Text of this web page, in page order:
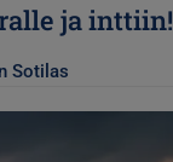
ja inttiin!
Sotilas